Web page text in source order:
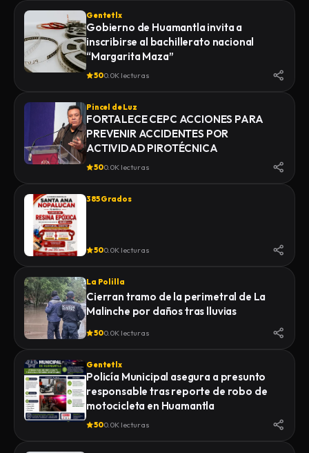
Gentetlx
Gobierno de Huamantla invita a
inscribirse al bachillerato nacional
“Margarita Maza”
500.0K lecturas
Pincel de Luz
FORTALECE CEPC ACCIONES PARA
PREVENIR ACCIDENTES POR
ACTIVIDAD PIROTÉCNICA
500.0K lecturas
385 Grados
500.0K lecturas
La Polilla
Cierran tramo de la perimetral de La
Malinche por daños tras lluvias
500.0K lecturas
Gentetlx
Policía Municipal asegura a presunto
responsable tras reporte de robo de
motocicleta en Huamantla
500.0K lecturas